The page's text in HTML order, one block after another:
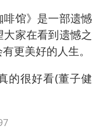
馆》是一部遗憾
家在看到遗憾之
更美好的人生。
的很好看(董子健